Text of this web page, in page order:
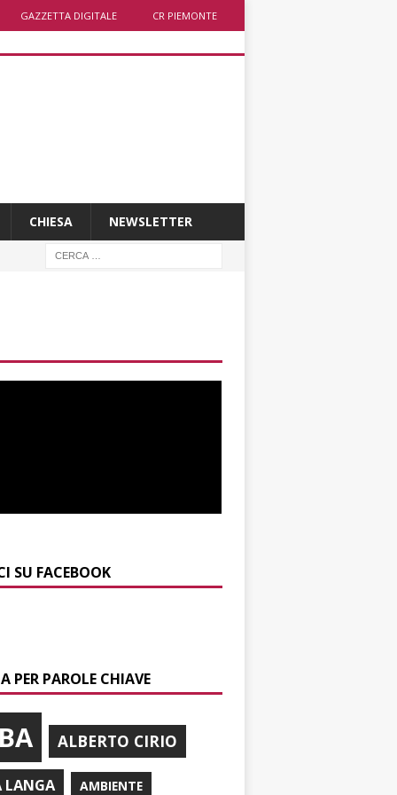
GAZZETTA DIGITALE CR PIEMONTE
CHIESA NEWSLETTER
SU FACEBOOK
PER PAROLE CHIAVE
ALBERTO CIRIO
LANGA AMBIENTE